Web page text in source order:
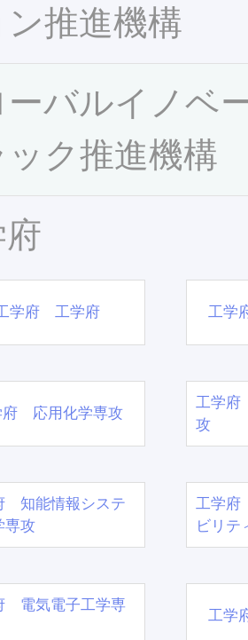
ン推進機構
ーバルイノベ
ック推進機構
学府 工学府 工学
府 応用化学専攻
工学府
攻
知能情報システ
専攻
工学府
ビリテ
電気電子工学専
工学